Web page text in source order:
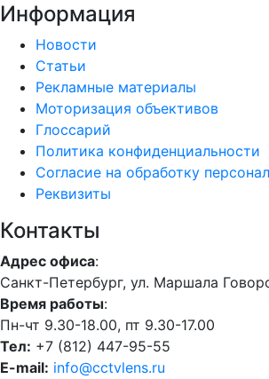
Информация
Новости
Статьи
Рекламные материалы
Моторизация объективов
Глоссарий
Политика конфиденциальности
Согласие на обработку
Реквизиты
Контакты
Адрес офиса:
Санкт-Петербург, ул. Маршала
Время работы:
Пн-чт 9.30-18.00, пт 9.30-17.00
Тел: +7 (812) 447-95-55
E-mail: info@cctvlens.ru